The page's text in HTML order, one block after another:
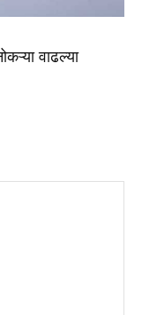
वाढल्या